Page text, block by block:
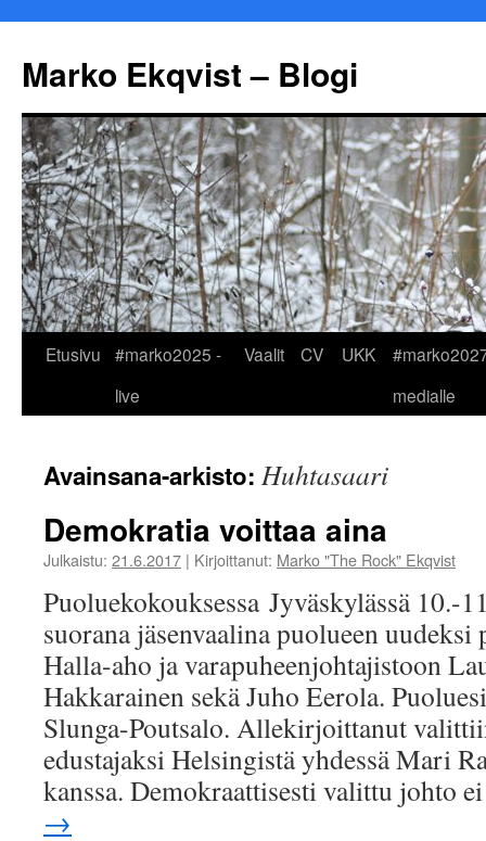
Marko Ekqvist – Blogi
Siirry
Etusivu
#marko2025 -
live
Vaalit CV UKK
medialle
Avainsana-arkisto: Huhtasaari
Demokratia voittaa aina
Julkaistu: 21.6.2017 | Kirjoittanut: Marko "The Rock" Ekqvist
Puoluekokouksessa Jyväskylässä 10.-
suorana jäsenvaalina puolueen uudeksi
Halla-aho ja varapuheenjohtajistoon
Hakkarainen sekä Juho Eerola.
Slunga-Poutsalo. Allekirjoittanut
edustajaksi Helsingistä yhdessä Mari
kanssa. Demokraattisesti valittu johto
→